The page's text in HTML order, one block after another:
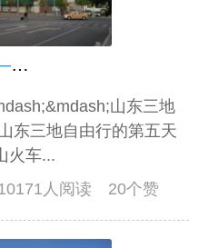
从泰山火车站到曲阜——山东三地自由行记（五）
山东三地
东三地自由行的第五天
火车...
人阅读 20个赞